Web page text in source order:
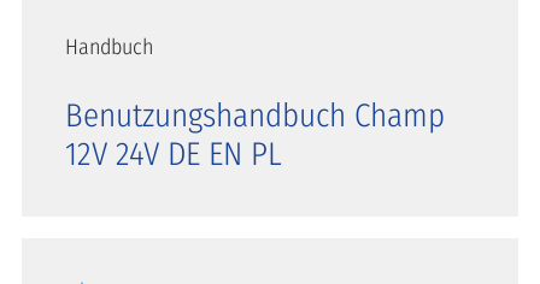
Handbuch
Benutzungshandbuch Champ
12V 24V DE EN PL